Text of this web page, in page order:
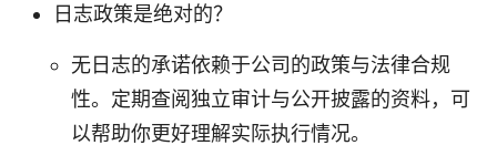
日志政策是绝对的？
无日志的承诺依赖于公司的政策与法律合规
性。定期查阅独立审计与公开披露的资料，可
以帮助你更好理解实际执行情况。